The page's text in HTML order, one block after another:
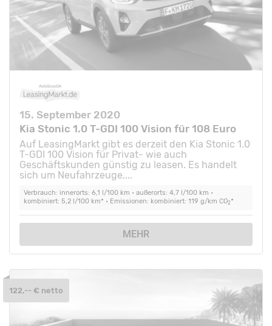
15. September 2020
Kia Stonic 1.0 T-GDI 100 Vision für 108 Euro
Auf LeasingMarkt gibt es derzeit den Kia Stonic 1.0
T-GDI 100 Vision für Privat- wie auch
Geschäftskunden günstig zu leasen. Es handelt
sich um Neufahrzeuge,...
Verbrauch: innerorts: 6,1 l/100 km • außerorts: 4,7 l/100 km •
kombiniert: 5,2 l/100 km* • Emissionen: kombiniert: 119 g/km CO2*
MEHR
122,-- € netto